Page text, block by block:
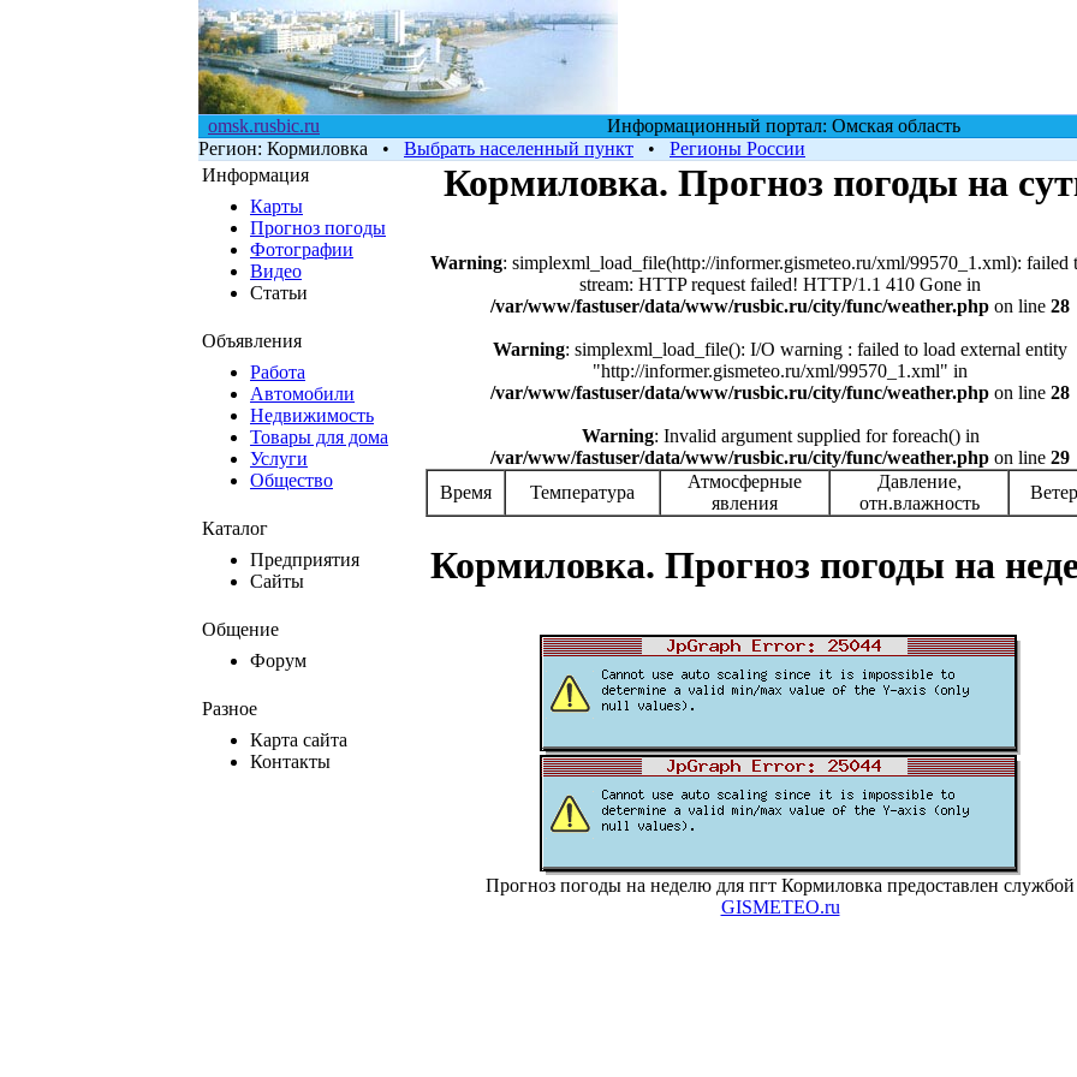
omsk.rusbic.ru
Информационный портал: Омская область
Регион: Кормиловка • Выбрать населенный пункт • Регионы России
Информация
Карты
Прогноз погоды
Фотографии
Видео
Статьи
Объявления
Работа
Автомобили
Недвижимость
Товары для дома
Услуги
Общество
Каталог
Предприятия
Сайты
Общение
Форум
Разное
Карта сайта
Контакты
Кормиловка. Прогноз погоды на
Warning: simplexml_load_file(http://informer.gismeteo.ru/xml/99570_1.xml): failed
stream: HTTP request failed! HTTP/1.1 410 Gone in
/var/www/fastuser/data/www/rusbic.ru/city/func/weather.php on line 28
Warning: simplexml_load_file(): I/O warning : failed to load external entity
"http://informer.gismeteo.ru/xml/99570_1.xml" in
/var/www/fastuser/data/www/rusbic.ru/city/func/weather.php on line 28
Warning: Invalid argument supplied for foreach() in
/var/www/fastuser/data/www/rusbic.ru/city/func/weather.php on line 29
Время
Температура
Атмосферные
явления
Давление,
отн.влажность
Кормиловка. Прогноз погоды на
Прогноз погоды на неделю для пгт Кормиловка предоставлен службой
GISMETEO.ru